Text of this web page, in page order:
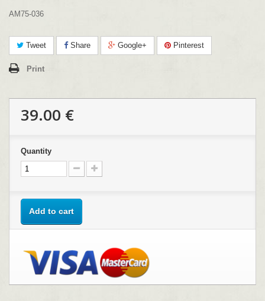
AM75-036
Tweet Share Google+ Pinterest
Print
39.00 €
Quantity
Add to cart